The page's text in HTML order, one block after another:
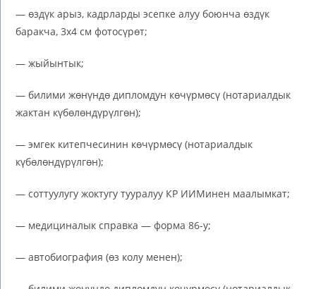
— өздүк арыз, кадрларды эсепке алуу боюнча өздүк
баракча, 3х4 см фотосүрөт;
— жыйынтык;
— билими жөнүндө дипломдун көчүрмөсү (нотариалдык
жактан күбөлөндүрүлгөн);
— эмгек китепчесинин көчүрмөсү (нотариалдык
күбөлөндүрүлгөн);
— соттуулугу жоктугу тууралуу КР ИИМинен маалымкат;
— медициналык справка — форма 86-у;
— автобиография (өз колу менен);